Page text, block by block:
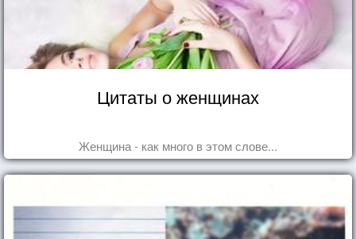
Цитаты о женщинах
Женщина - как много в этом слове...